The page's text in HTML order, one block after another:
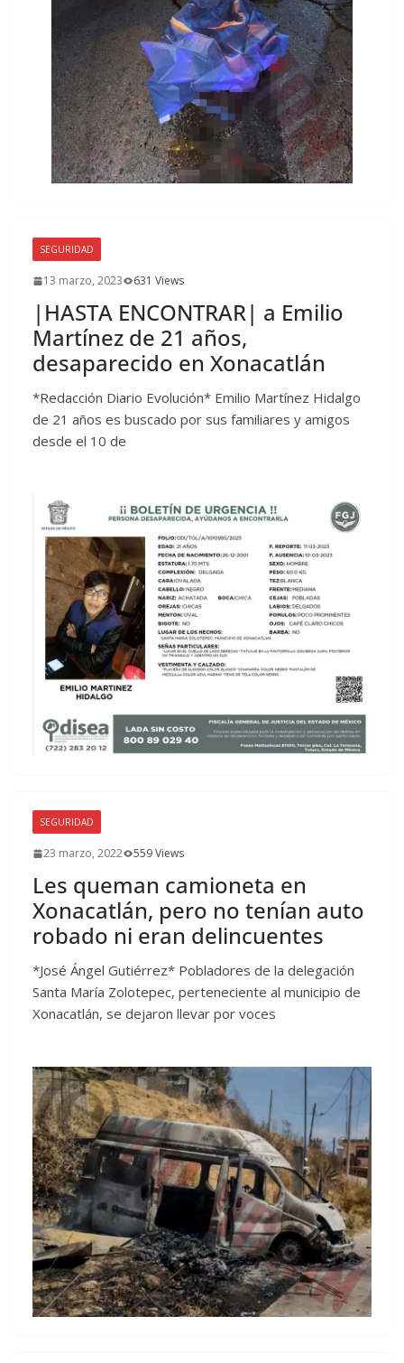
SEGURIDAD
13 marzo, 2023 631 Views
|HASTA ENCONTRAR| a Emilio
Martínez de 21 años,
desaparecido en Xonacatlán
*Redacción Diario Evolución* Emilio Martínez Hidalgo
de 21 años es buscado por sus familiares y amigos
desde el 10 de
SEGURIDAD
23 marzo, 2022 559 Views
Les queman camioneta en
Xonacatlán, pero no tenían auto
robado ni eran delincuentes
*José Ángel Gutiérrez* Pobladores de la delegación
Santa María Zolotepec, perteneciente al municipio de
Xonacatlán, se dejaron llevar por voces